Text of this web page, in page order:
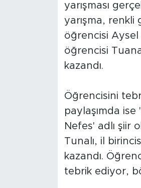
yarışması
yarışma, renkli
öğrencisi Aysel
öğrencisi
kazandı.
Öğrencisini
paylaşımda
Nefes' adlı şiir
Tunalı, il
kazandı.
tebrik ediyor,